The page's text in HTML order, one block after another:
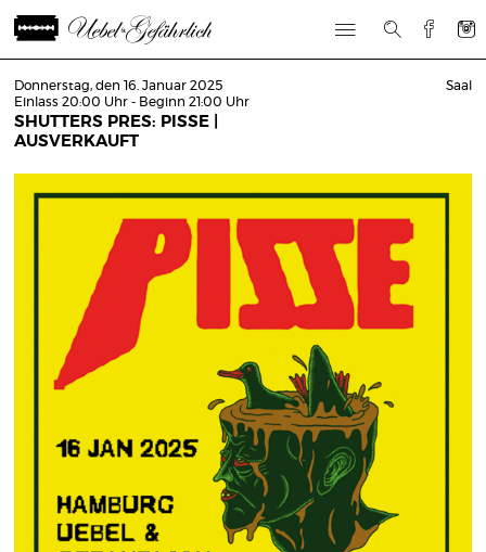
Donnerstag, den 16. Januar 2025
Einlass 20:00 Uhr - Beginn 21:00 Uhr
SHUTTERS PRES: PISSE |
AUSVERKAUFT
Saal